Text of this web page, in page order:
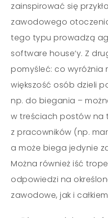
zainspirować się
zawodowego
tego typu prowadzą
software house’y. Z
pomyśleć: co wyróżnia
większość osób dzieli
np. do biegania –
w treściach postów na
z pracowników (np.
a może biega jedynie
Można również iść
odpowiedzi na
zawodowe, jak i